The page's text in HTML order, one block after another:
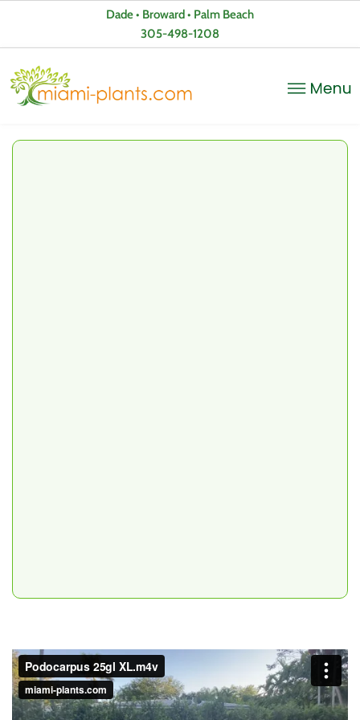
Dade • Broward • Palm Beach
305-498-1208